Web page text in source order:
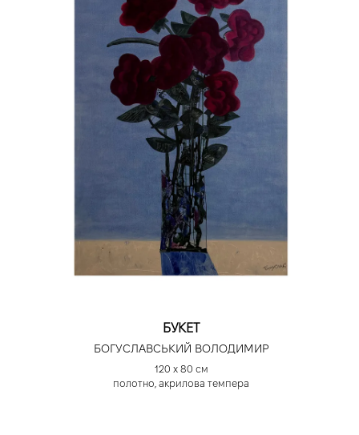
БУКЕТ
БОГУСЛАВСЬКИЙ ВОЛОДИМИР
120 х 80 см
полотно, акрилова темпера